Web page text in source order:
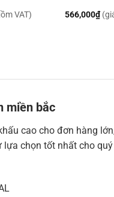
VAT) 566,000₫
miền bắc
cao cho đơn hàng
lựa chọn tốt nhất cho